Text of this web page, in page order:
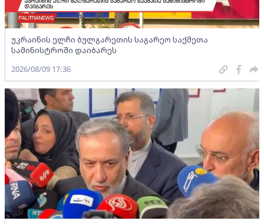
უკრაინის ელჩი ბულგარეთის საგარეო საქმეთა
სამინისტროში დაიბარეს
2026/08/09 17:36